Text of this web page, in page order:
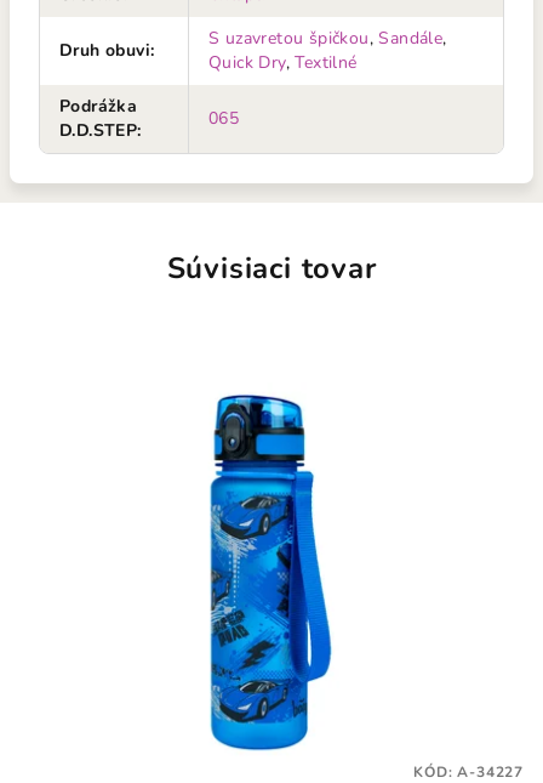
Druh obuvi:
S uzavretou špičkou,Sandále,
Quick Dry,Textilné
Podrážka
D.D.STEP:
065
Súvisiaci tovar
KÓD:A-34227